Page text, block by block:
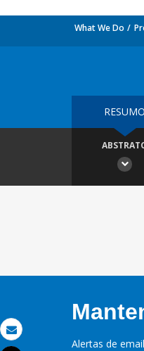
Email
What We Do
RESUMO
Alertas de